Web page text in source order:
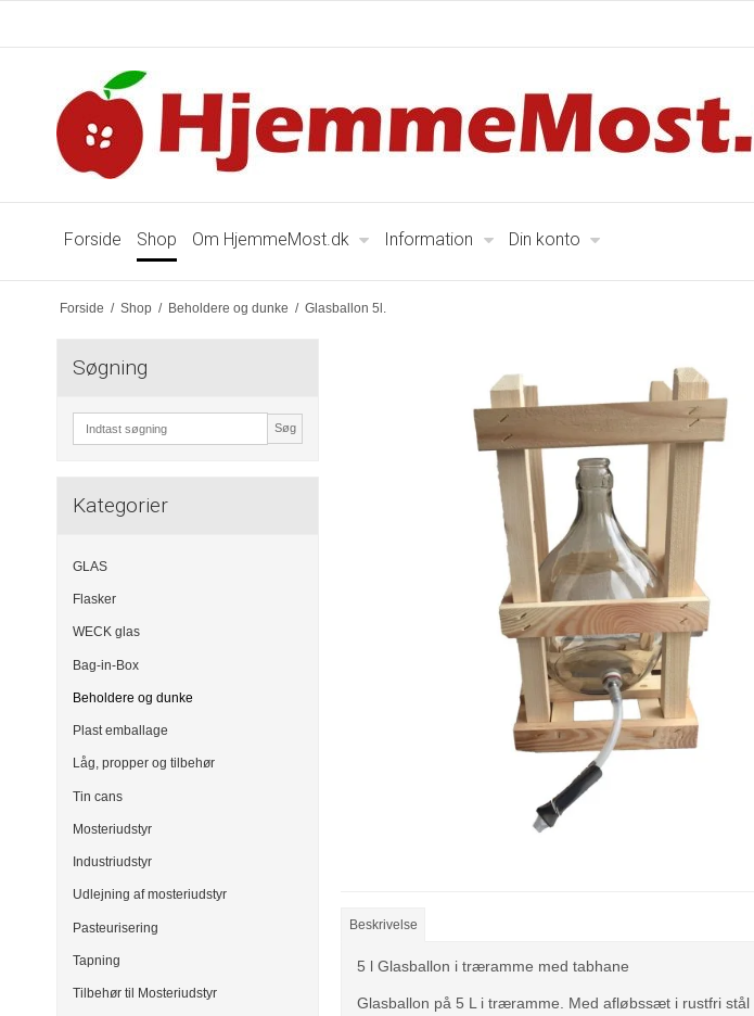
Forside Shop Om HjemmeMost.dk Information Din konto
Forside / Shop / Beholdere og dunke / Glasballon 5l.
Søgning
Søg
Kategorier
GLAS
Flasker
WECK glas
Bag-in-Box
Beholdere og dunke
Plast emballage
Låg, propper og tilbehør
Tin cans
Mosteriudstyr
Industriudstyr
Udlejning af mosteriudstyr
Pasteurisering
Tapning
Tilbehør til Mosteriudstyr
Beskrivelse
5 l Glasballon i træramme med tabhane
Glasballon på 5 L i træramme. Med afløbssæt i rustfri stål